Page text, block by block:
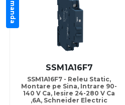
SSM1A16F7
SSM1A16F7 - Releu Static,
Montare pe Sina, Intrare 90-
140 V Ca, Iesire 24-280 V Ca
,6A, Schneider Electric